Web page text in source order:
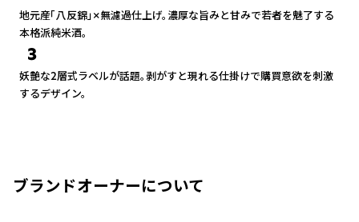
地元産「八反錦」×無濾過仕上げ。濃厚な旨みと甘みで若者を魅了する
本格派純米酒。
3
妖艶な2層式ラベルが話題。剥がすと現れる仕掛けで購買意欲を刺激
するデザイン。
ブランドオーナーについて